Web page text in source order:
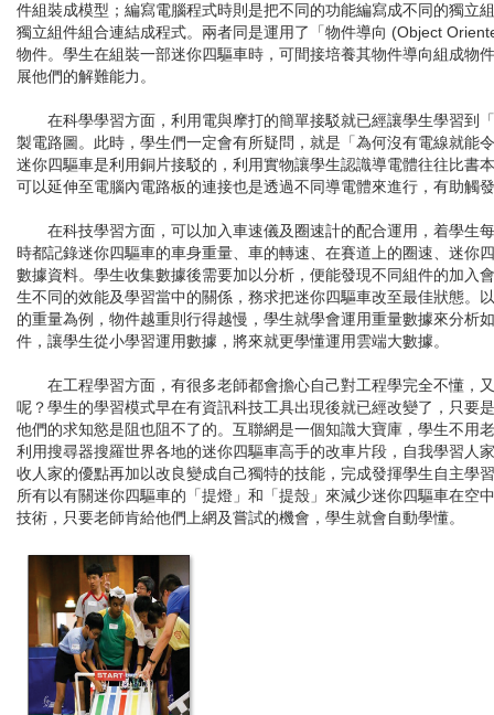
件組裝成模型；編寫電腦程式時則是把不同的功能編寫成不同的獨立
獨立組件組合連結成程式。兩者同是運用了「物件導向 (Object
物件。學生在組裝一部迷你四驅車時，可間接培養其物件導向組成物
展他們的解難能力。
在科學學習方面，利用電與摩打的簡單接駁就已經讓學生學習到
製電路圖。此時，學生們一定會有所疑問，就是「為何沒有電線就能
迷你四驅車是利用銅片接駁的，利用實物讓學生認識導電體往往比書
可以延伸至電腦內電路板的連接也是透過不同導電體來進行，有助觸
在科技學習方面，可以加入車速儀及圈速計的配合運用，着學生
時都記錄迷你四驅車的車身重量、車的轉速、在賽道上的圈速、迷你
數據資料。學生收集數據後需要加以分析，便能發現不同組件的加入
生不同的效能及學習當中的關係，務求把迷你四驅車改至最佳狀態。
的重量為例，物件越重則行得越慢，學生就學會運用重量數據來分析
件，讓學生從小學習運用數據，將來就更學懂運用雲端大數據。
在工程學習方面，有很多老師都會擔心自己對工程學完全不懂，
呢？學生的學習模式早在有資訊科技工具出現後就已經改變了，只要
他們的求知慾是阻也阻不了的。互聯網是一個知識大寶庫，學生不用
利用搜尋器搜羅世界各地的迷你四驅車高手的改車片段，自我學習人
收人家的優點再加以改良變成自己獨特的技能，完成發揮學生自主學
所有以有關迷你四驅車的「提燈」和「提殼」來減少迷你四驅車在空
技術，只要老師肯給他們上網及嘗試的機會，學生就會自動學懂。